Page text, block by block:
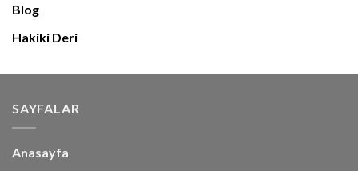
Blog
Hakiki Deri
SAYFALAR
Anasayfa